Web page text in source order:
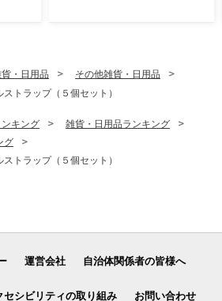
・日用品
その他雑貨・日用品
トラップ（５個セット）
ンキング
雑貨・日用品ランキング
グ
トラップ（５個セット）
運営会社 自治体関係者の皆様へ
セシビリティの取り組み お問い合わせ